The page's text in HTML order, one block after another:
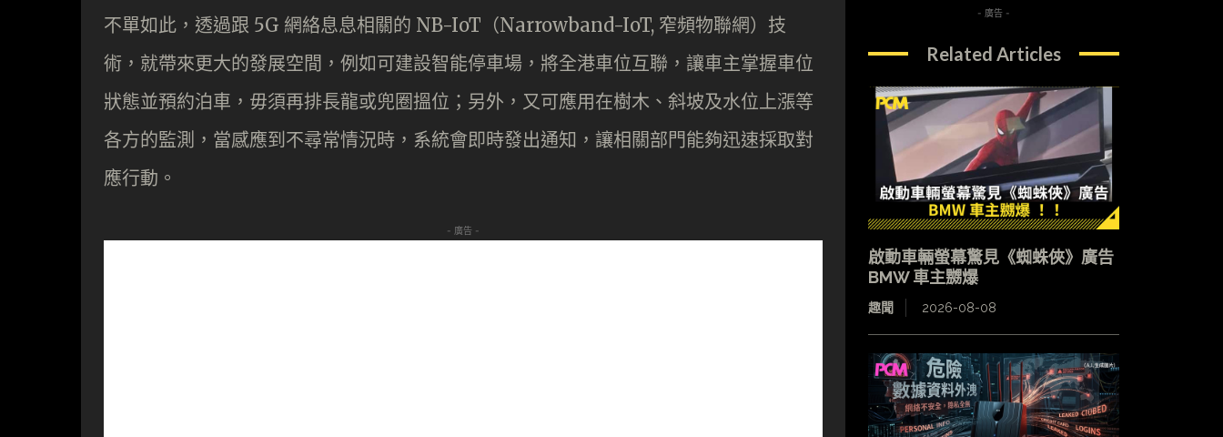
不單如此，透過跟 5G 網絡息息相關的 NB-IoT（Narrowband-IoT, 窄頻物聯網）技
術，就帶來更大的發展空間，例如可建設智能停車場，將全港車位互聯，讓車主掌握車位
狀態並預約泊車，毋須再排長龍或兜圈搵位；另外，又可應用在樹木、斜坡及水位上漲等
各方的監測，當感應到不尋常情況時，系統會即時發出通知，讓相關部門能夠迅速採取對
應行動。
- 廣告 -
- 廣告 -
Related Articles
啟動車輛螢幕驚見《蜘蛛俠》廣告
BMW 車主嬲爆
趣聞 2026-08-08